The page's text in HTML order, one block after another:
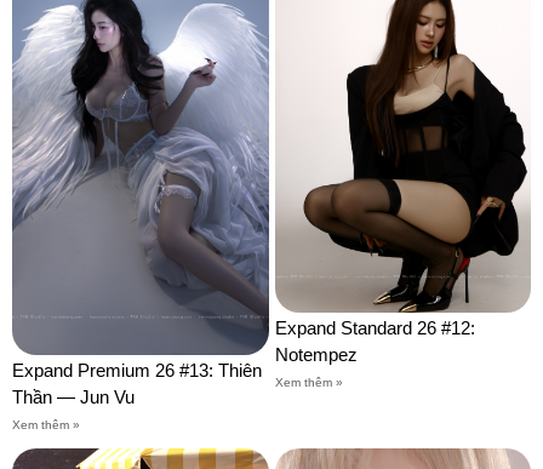
Expand Premium 26 #13: Thiên
Thần — Jun Vu
Xem thêm »
Expand Standard 26 #12:
Notempez
Xem thêm »